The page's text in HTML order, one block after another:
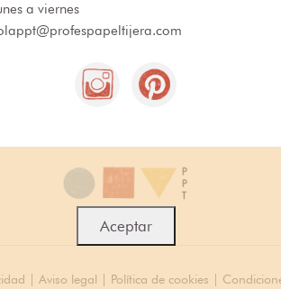
a viernes
| Aviso legal | Política de cookies |
Aceptar